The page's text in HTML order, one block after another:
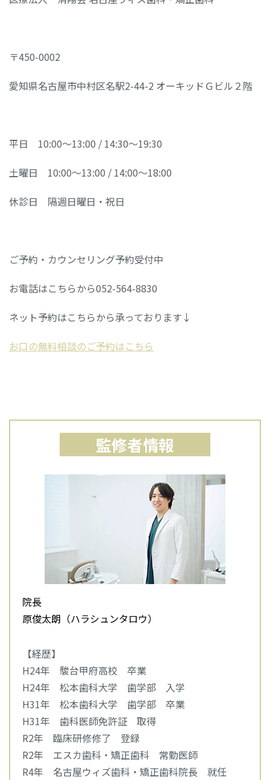
〒450-0002
愛知県名古屋市中村区名駅2-44-2 オーキッドＧビル２階
平日 10:00～13:00 / 14:30～19:30
土曜日 10:00～13:00 / 14:00～18:00
休診日 隔週日曜日・祝日
ご予約・カウンセリング予約受付中
お電話はこちらから052-564-8830
ネット予約はこちらから承っております↓
お口の無料相談のご予約はこちら
監修者情報
院長
原俊太朗（ハラシュンタロウ）
【経歴】
H24年 駿台甲府高校 卒業
H24年 松本歯科大学 歯学部 入学
H31年 松本歯科大学 歯学部 卒業
H31年 歯科医師免許証 取得
R2年 臨床研修修了 登録
R2年 エスカ歯科・矯正歯科 常勤医師
R4年 名古屋ウィズ歯科・矯正歯科院長 就任